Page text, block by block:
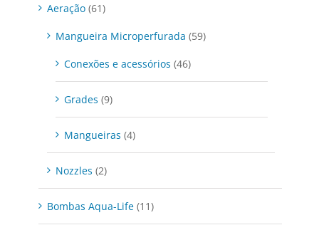
Aeração (61)
Mangueira Microperfurada (59)
Conexões e acessórios (46)
Grades (9)
Mangueiras (4)
Nozzles (2)
Bombas Aqua-Life (11)